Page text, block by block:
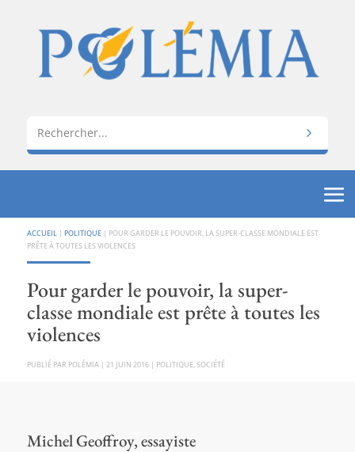
ACCUEIL | POLITIQUE| POUR GARDER LE POUVOIR, LA SUPER-CLASSE MONDIALE EST
PRÊTE À TOUTES LES VIOLENCES
Pour garder le pouvoir, la super-
classe mondiale est prête à toutes les
violences
PAR POLÉMIA | 21 JUIN 2016| POLITIQUE, SOCIÉTÉ
Michel Geoffroy, essayiste